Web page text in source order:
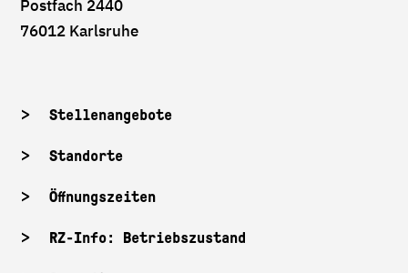
Postfach 2440
76012 Karlsruhe
Stellenangebote
Standorte
Öffnungszeiten
RZ-Info: Betriebszustand